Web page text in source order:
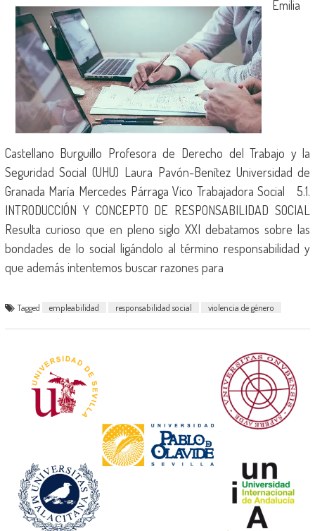
Emilia
Castellano Burguillo Profesora de Derecho del Trabajo y la
Seguridad Social (UHU) Laura Pavón-Benítez Universidad de
Granada María Mercedes Párraga Vico Trabajadora Social 5.1.
INTRODUCCIÓN Y CONCEPTO DE RESPONSABILIDAD SOCIAL
Resulta curioso que en pleno siglo XXI debatamos sobre las
bondades de lo social ligándolo al término responsabilidad y
que además intentemos buscar razones para
Tagged empleabilidad responsabilidad social violencia de género